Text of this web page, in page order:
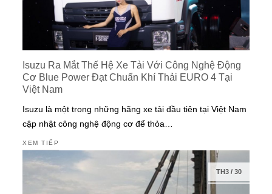
Isuzu Ra Mắt Thế Hệ Xe Tải Với Công Nghệ Động
Cơ Blue Power Đạt Chuẩn Khí Thải EURO 4 Tại
Việt Nam
Isuzu là một trong những hãng xe tải đầu tiên tại Việt Nam
cập nhật công nghệ động cơ để thỏa…
XEM TIẾP
TH3/ 30